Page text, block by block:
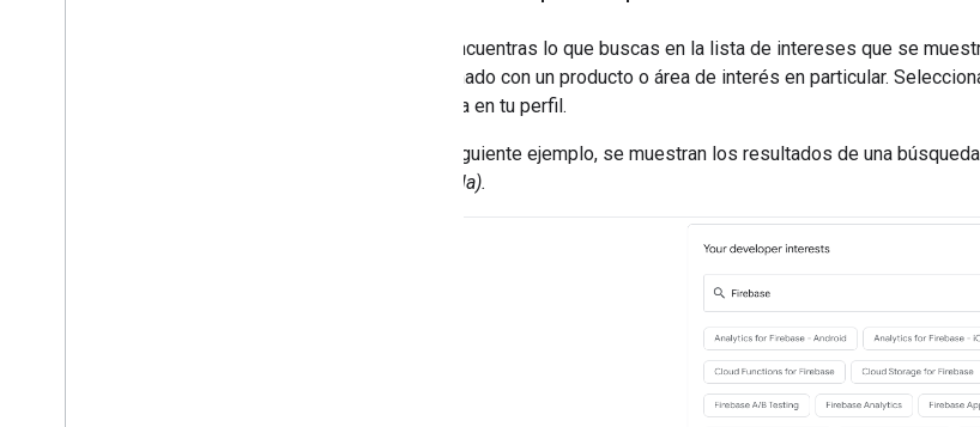
Si no encuentras lo que buscas en la lista de intereses que se
relacionado con un producto o área de interés en particular.
guárdala en tu perfil.
En el siguiente ejemplo, se muestran los resultados de una
ampliarla).